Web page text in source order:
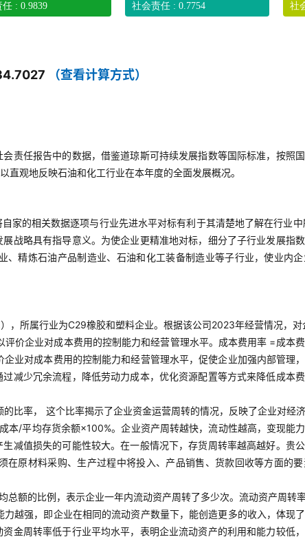
: 0.9839
社会责任 : 0.7754
社
（查看计算方式）
责任报告中的数据，借鉴道琼斯可持续发展指数等国际标准，按照
观地反映石油和化工行业在本年度的全面发展概况。
家的相关数据逐项与行业先进水平对标有利于其清楚地了解在行业
战略具有指导意义。为使企业更精准地对标，细分了子行业发展指
精炼石油产品制造业、石油和化工装备制造业等子行业，使业内
所属行业为C29橡胶和塑料企业。根据该公司2023年经营情况，对
价企业对成本费用的控制能力和经营管理水平。成本费用率 =成本
业对成本费用的控制能力和经营管理水平，促使企业加强内部管理
减少冗余流程，降低劳动力成本，优化资源配置等方式来降低成本
比率， 这个比率揭示了企业资金运营周转的情况，反映了企业对经
/平均存货余额×100%。企业资产周转越快，流动性越高，变现能
减值损失的可能性较大。在一般情况下，存货周转率越高越好。贵
原材料采购、生产过程中将投入、产品销售、货款回收等方面的
总额的比例，表示企业一年内流动资产周转了多少次。流动资产周转
越强，即企业在相同的流动资产数量下，能创造更多的收入，体现
金周转率低于行业平均水平，表明企业流动资产的利用和能力较低